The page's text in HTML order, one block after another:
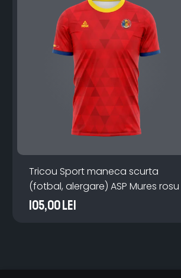
Tricou Sport maneca scurta
(fotbal, alergare) ASP Mures rosu
105,00 Lei